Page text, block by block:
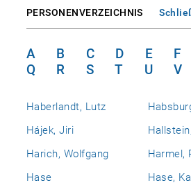
PERSONENVERZEICHNIS
A B C D E F
Q
R S T U V
Haberlandt, Lutz
Hájek, Jiri
Harich, Wolfgang
Harmel,
Hase
Hase,